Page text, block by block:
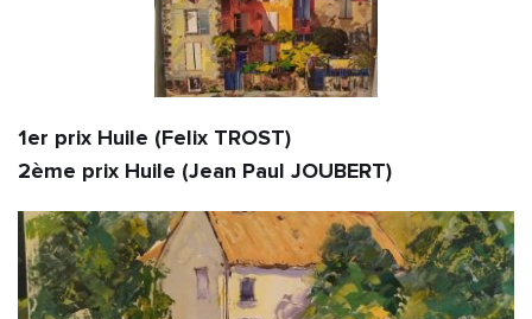
1er prix Huile (Felix TROST)